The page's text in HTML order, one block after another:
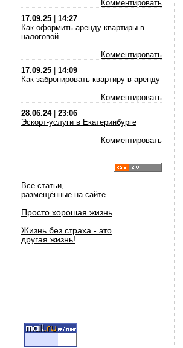
Комментировать
17.09.25
14:27
Как оформить аренду квартиры в
налоговой
Комментировать
17.09.25
14:09
Как забронировать квартиру в аренду
Комментировать
28.06.24| 23:06
Эскорт-услуги в Екатеринбурге
Комментировать
Все статьи,
размещённые на сайте
Просто хорошая жизнь
Жизнь без страха - это
другая жизнь!